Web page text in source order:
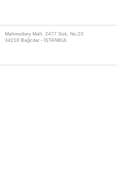
Mahmutbey Mah. 2477 Sok. No:23
34218 Bağcılar - İSTANBUL